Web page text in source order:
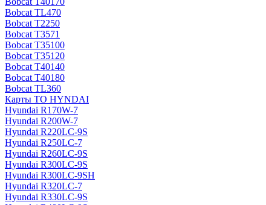
Bobcat TL470
Bobcat Т2250
Bobcat Т3571
Bobcat Т35100
Bobcat Т35120
Bobcat Т40140
Bobcat Т40180
Bobcat ТL360
Карты ТО HYNDAI
Hyundai R170W-7
Hyundai R200W-7
Hyundai R220LC-9S
Hyundai R250LC-7
Hyundai R260LC-9S
Hyundai R300LC-9S
Hyundai R300LC-9SH
Hyundai R320LC-7
Hyundai R330LC-9S